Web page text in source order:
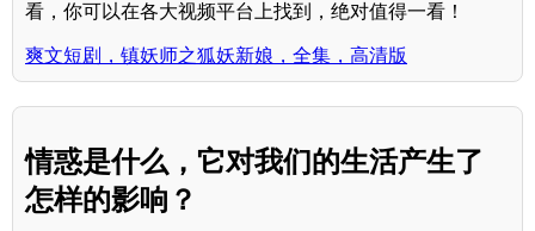
看，你可以在各大视频平台上找到，绝对值得一看！
爽文短剧，镇妖师之狐妖新娘，全集，高清版
情惑是什么，它对我们的生活产生了
怎样的影响？